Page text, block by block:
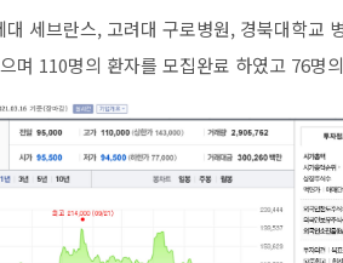
대 세브란스, 고려대 구로병원, 경북대학교
며 110명의 환자를 모집완료 하였고 76명